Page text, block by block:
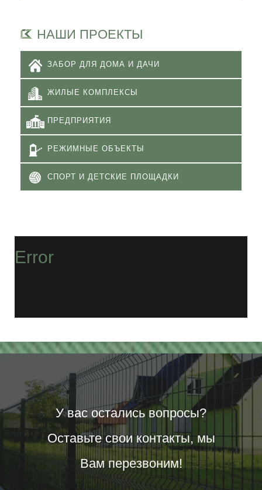
НАШИ ПРОЕКТЫ
ЗАБОР ДЛЯ ДОМА И ДАЧИ
ЖИЛЫЕ КОМПЛЕКСЫ
ПРЕДПРИЯТИЯ
РЕЖИМНЫЕ ОБЪЕКТЫ
СПОРТ И ДЕТСКИЕ ПЛОЩАДКИ
Error
У вас остались вопросы?
Оставьте свои контакты, мы
Вам перезвоним!